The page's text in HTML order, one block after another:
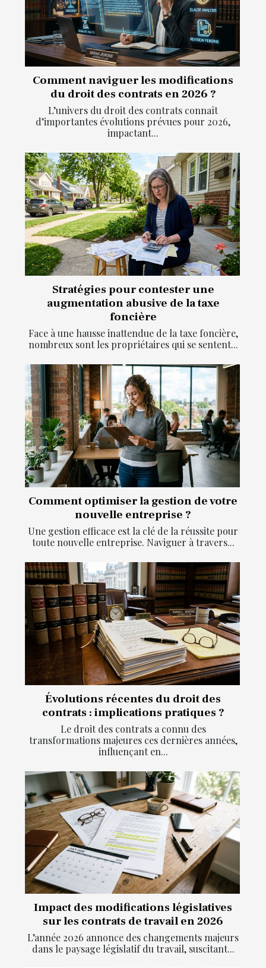
Comment naviguer les modifications
du droit des contrats en 2026 ?
L’univers du droit des contrats connaît
d’importantes évolutions prévues pour 2026,
impactant...
Stratégies pour contester une
augmentation abusive de la taxe
foncière
Face à une hausse inattendue de la taxe foncière,
nombreux sont les propriétaires qui se sentent...
Comment optimiser la gestion de votre
nouvelle entreprise ?
Une gestion efficace est la clé de la réussite pour
toute nouvelle entreprise. Naviguer à travers...
Évolutions récentes du droit des
contrats : implications pratiques ?
Le droit des contrats a connu des
transformations majeures ces dernières années,
influençant en...
Impact des modifications législatives
sur les contrats de travail en 2026
L’année 2026 annonce des changements majeurs
dans le paysage législatif du travail, suscitant...